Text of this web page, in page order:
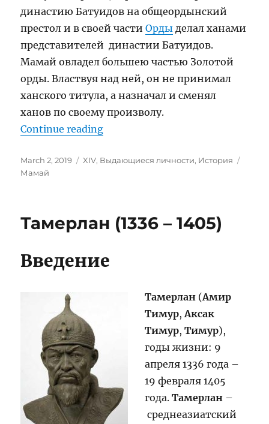
династию Батуидов на общеордынский
престол и в своей частиОрды делал ханами
представителей династии Батуидов.
Мамай овладел большею частью Золотой
орды. Властвуя над ней, он не принимал
ханского титула, а назначал и сменял
ханов по своему произволу.
Continue reading“Беклярбек Мамай
Posted
on
March 2, 2019 Categories
XIV, Выдающиеся личности, История
Мамай
Тамерлан (1336 – 1405)
Введение
Тамерлан (Амир
Тимур,Аксак
Тимур,Тимур),
годы жизни: 9
апреля 1336 года –
19 февраля 1405
года.Тамерлан –
среднеазиатский